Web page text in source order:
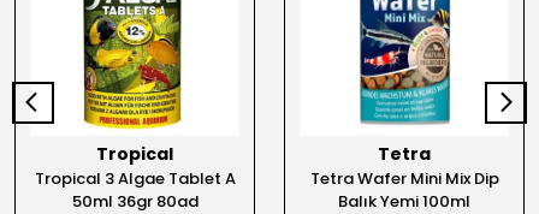
Tropical
Tropical 3 Algae Tablet A
50ml 36gr 80ad
Tetra
Tetra Wafer Mini Mix Dip
Balık Yemi 100ml